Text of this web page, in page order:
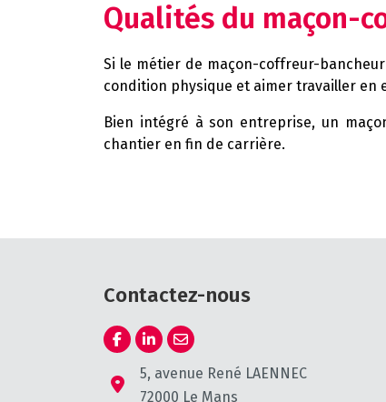
Qualités du maçon-
Si le métier de maçon-coffreur-
condition physique et aimer travailler en
Bien intégré à son entreprise, un
chantier en fin de carrière.
Contactez-nous
5, avenue René LAENNEC
72000 Le Mans